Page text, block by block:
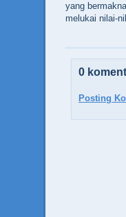
yang
melukai nilai-
0
Posting